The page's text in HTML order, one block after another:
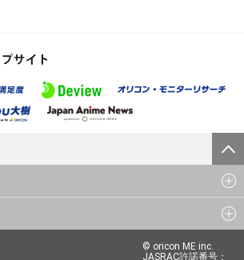
© oricon ME inc.
JASRAC許諾番号：